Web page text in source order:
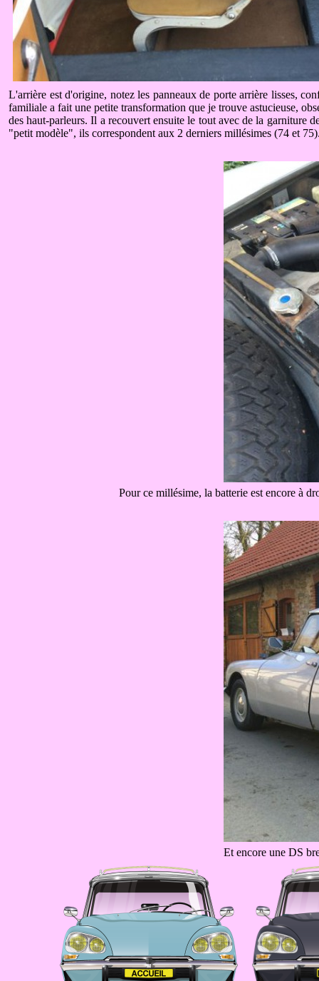
L'arrière est d'origine, notez les panneaux de porte arrière lisses,
familiale a fait une petite transformation que je trouve astucieuse,
des haut-parleurs. Il a recouvert ensuite le tout avec de la garniture
"petit modèle", ils correspondent aux 2 derniers millésimes (74 et
Pour ce millésime, la batterie est encore à
Et encore une DS